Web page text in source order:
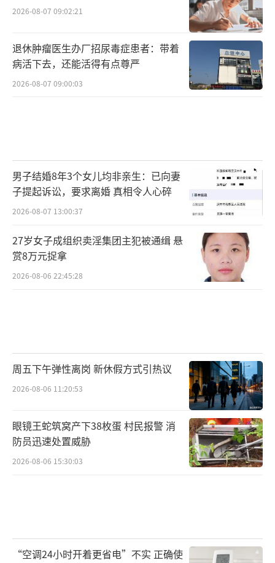
2026-08-07 09:02:21
退休肿瘤医生办厂招尿毒症患者：带着
病活下去，还能活得有点尊严
2026-08-07 09:00:03
男子结婚8年3个女儿均非亲生：已向妻
子提起诉讼，要求离婚 真相令人心碎
2026-08-07 13:00:37
27岁女子成组织卖淫集团主犯被通缉 悬
赏8万元捉拿
2026-08-06 22:45:28
周五下午弹性离岗 新休假方式引热议
2026-08-06 11:20:53
眼镜王蛇筑窝产下38枚蛋 村民报警 消
防员迅速处置威胁
2026-08-06 15:30:03
“空调24小时开着更省电”不实 正确使